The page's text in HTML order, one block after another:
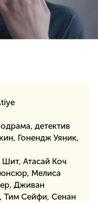
детектив
Гонендж Уяник,
Атасай Коч
Мелиса
Дживан
Тим Сейфи, Сенан